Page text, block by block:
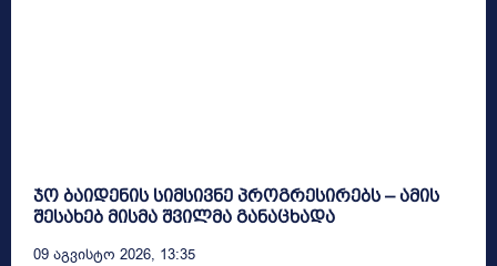
ჯო ბაიდენის სიმსივნე პროგრესირებს – ამის
შესახებ მისმა შვილმა განაცხადა
09 Აგვისტო 2026, 13:35